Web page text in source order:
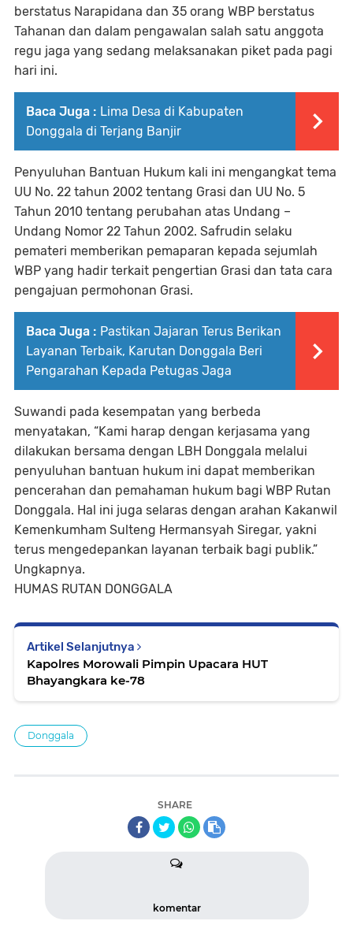
berstatus Narapidana dan 35 orang WBP berstatus
Tahanan dan dalam pengawalan salah satu anggota
regu jaga yang sedang melaksanakan piket pada pagi
hari ini.
Baca Juga : Lima Desa di Kabupaten
Donggala di Terjang Banjir
Penyuluhan Bantuan Hukum kali ini mengangkat tema
UU No. 22 tahun 2002 tentang Grasi dan UU No. 5
Tahun 2010 tentang perubahan atas Undang –
Undang Nomor 22 Tahun 2002. Safrudin selaku
pemateri memberikan pemaparan kepada sejumlah
WBP yang hadir terkait pengertian Grasi dan tata cara
pengajuan permohonan Grasi.
Baca Juga : Pastikan Jajaran Terus Berikan
Layanan Terbaik, Karutan Donggala Beri
Pengarahan Kepada Petugas Jaga
Suwandi pada kesempatan yang berbeda
menyatakan, “Kami harap dengan kerjasama yang
dilakukan bersama dengan LBH Donggala melalui
penyuluhan bantuan hukum ini dapat memberikan
pencerahan dan pemahaman hukum bagi WBP Rutan
Donggala. Hal ini juga selaras dengan arahan Kakanwil
Kemenkumham Sulteng Hermansyah Siregar, yakni
terus mengedepankan layanan terbaik bagi publik.”
Ungkapnya.
HUMAS RUTAN DONGGALA
Artikel Selanjutnya
Kapolres Morowali Pimpin Upacara HUT
Bhayangkara ke-78
Donggala
SHARE
komentar